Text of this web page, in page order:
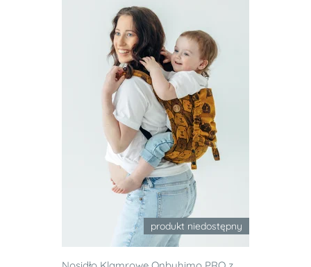
produkt niedostępny